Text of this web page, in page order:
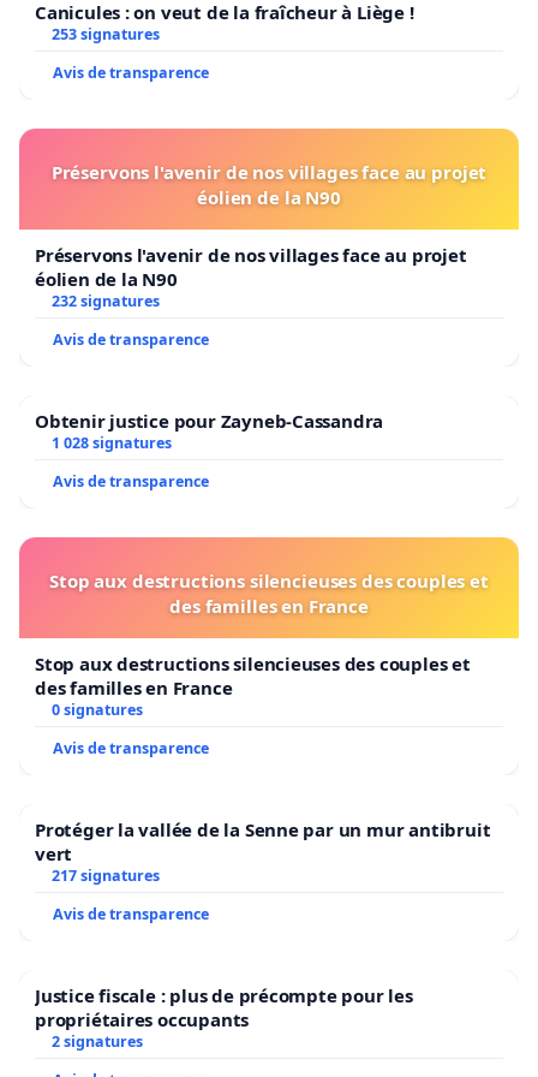
stations) alleen maar:
Toename van de reistijd (van 46 minuten naar 1
uur en 5 minuten, tegenover 1 uur en 24
weekend en 's avonds (afschaffing van de
terugreistrein om 22 uur);
Afschaffing van directe treinen naar Brussel in
het weekend en onbetrouwbaarheid van de
aansluitingen;
Toename van treinannuleringen;
Dienstregelingen die niet compatibel zijn met
het nieuwe vervoersplan dat in ontwikkeling is voor
het station van Waremme ernstig tekortschiet. Dit
aanzienlijk was aangetast in 2015.
Daarom wij, gebruikers van het station van
Dat honderden pendelaars dagelijks 30
vliegtuig kunnen nemen
verbinding Waremme-Brussel, met directe IC's
die Waremme met Brussel in 1 uur verbinden.
Canicules : on veut de la fraîcheur à Liège !
253 signatures
Avis de transparence
Préservons l'avenir de nos villages face au projet
éolien de la N90
Préservons l'avenir de nos villages face au projet
éolien de la N90
232 signatures
Avis de transparence
Obtenir justice pour Zayneb-Cassandra
1 028 signatures
Avis de transparence
Stop aux destructions silencieuses des couples et
des familles en France
Stop aux destructions silencieuses des couples et
des familles en France
0 signatures
Avis de transparence
Protéger la vallée de la Senne par un mur antibruit
vert
217 signatures
Avis de transparence
Justice fiscale : plus de précompte pour les
propriétaires occupants
2 signatures